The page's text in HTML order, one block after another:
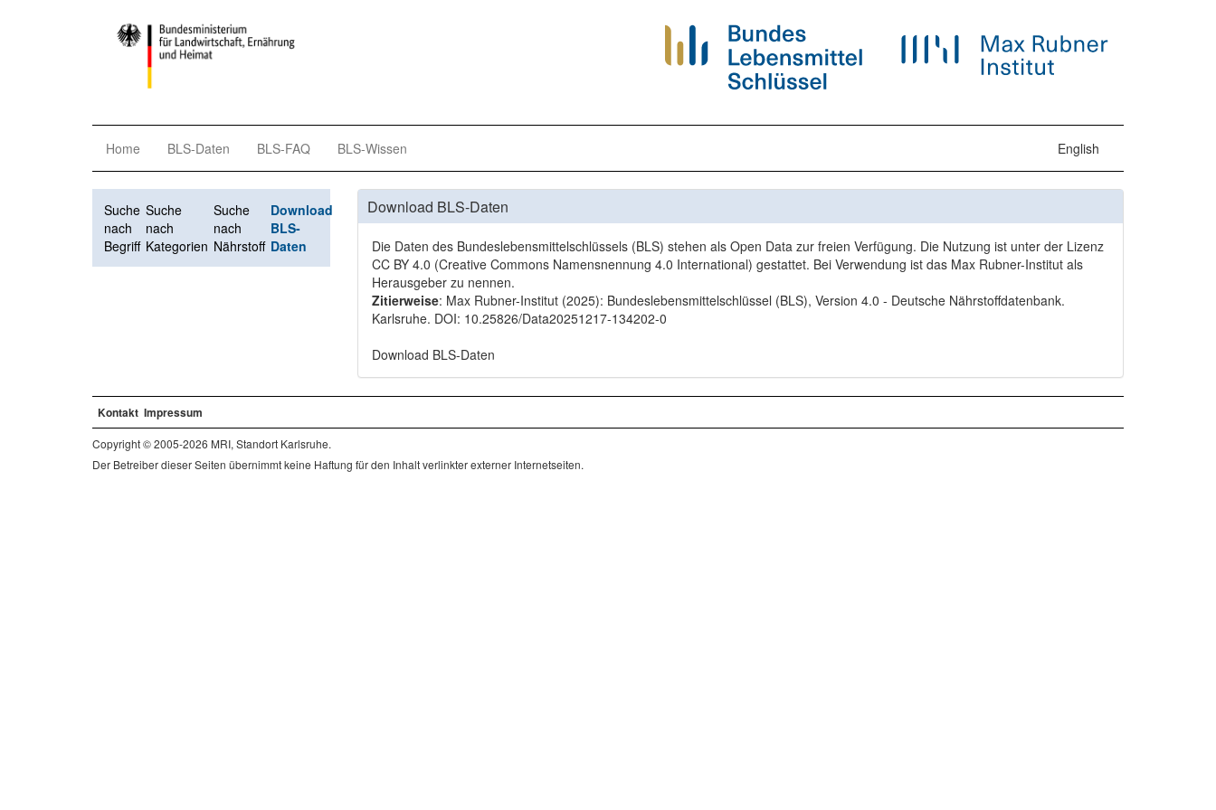
Home BLS-Daten BLS-FAQ BLS-Wissen English
Suche
nach
Begriff
Suche
nach
Kategorien
Suche
nach
Nährstoff
Download
BLS-
Daten
Download BLS-Daten
Die Daten des Bundeslebensmittelschlüssels (BLS) stehen als Open Data zur freien Verfügung. Die Nutzung ist unter der Lizenz
CC BY 4.0 (Creative Commons Namensnennung 4.0 International) gestattet. Bei Verwendung ist das Max Rubner-Institut als
Herausgeber zu nennen.
Zitierweise: Max Rubner-Institut (2025): Bundeslebensmittelschlüssel (BLS), Version 4.0 - Deutsche Nährstoffdatenbank.
Karlsruhe. DOI: 10.25826/Data20251217-134202-0
Download BLS-Daten
Kontakt Impressum
Copyright © 2005-2026 MRI, Standort Karlsruhe.
Der Betreiber dieser Seiten übernimmt keine Haftung für den Inhalt verlinkter externer Internetseiten.